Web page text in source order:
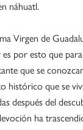
náhuatl.
Virgen de
por esto que
que se
histórico que se
después del
ha